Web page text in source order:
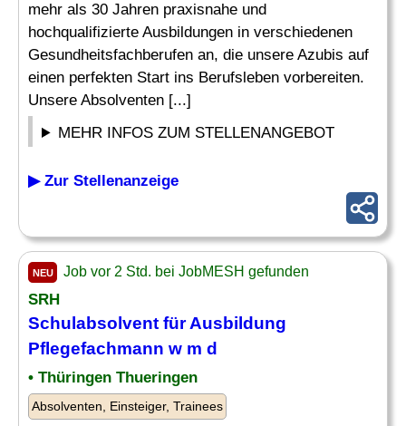
mehr als 30 Jahren praxisnahe und
hochqualifizierte Ausbildungen in verschiedenen
Gesundheitsfachberufen an, die unsere Azubis auf
einen perfekten Start ins Berufsleben vorbereiten.
Unsere Absolventen [...]
MEHR INFOS ZUM STELLENANGEBOT
▶ Zur Stellenanzeige
NEU Job vor 2 Std. bei JobMESH gefunden
SRH
Schulabsolvent für Ausbildung
Pflegefachmann w m d
• Thüringen Thueringen
Absolventen, Einsteiger, Trainees